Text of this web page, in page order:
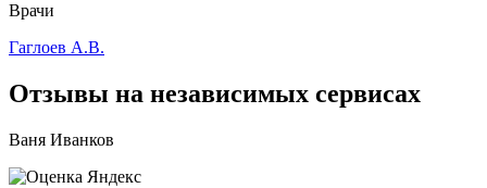
Врачи
Гаглоев А.В.
Отзывы на независимых сервисах
Ваня Иванков